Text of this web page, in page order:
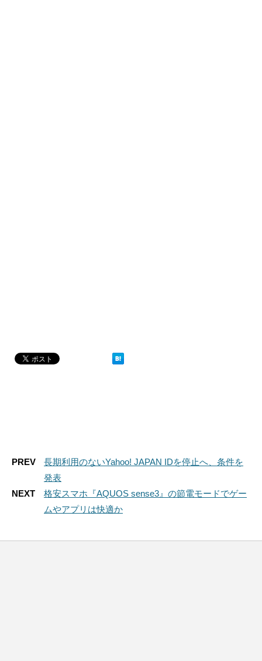
PREV
長期利用のないYahoo! JAPAN IDを停止へ、条件を
発表
NEXT
格安スマホ『AQUOS sense3』の節電モードでゲー
ムやアプリは快適か